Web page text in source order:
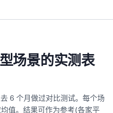
场景的实测表
6 个月做过对比测试。每个场
值。结果可作为参考(各家平